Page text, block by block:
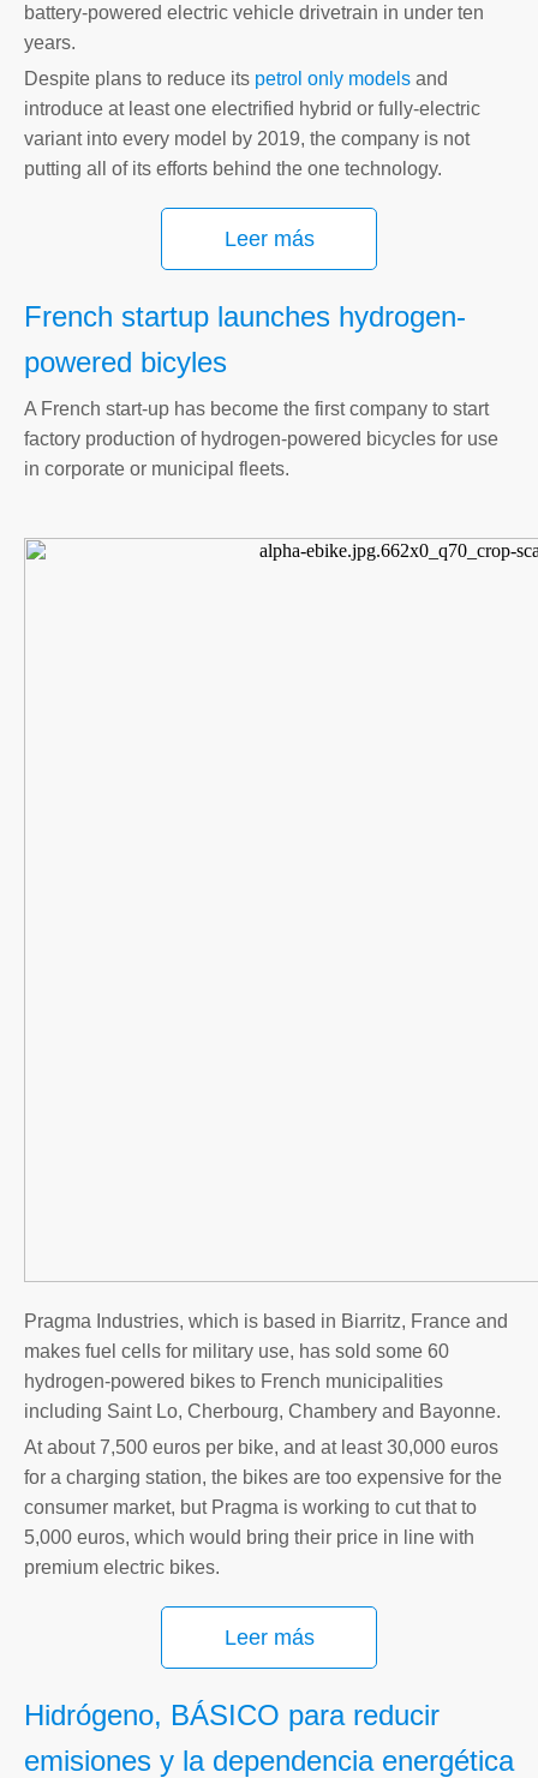
battery-powered electric vehicle drivetrain in under ten
years.
Despite plans to reduce its petrol only models and
introduce at least one electrified hybrid or fully-electric
variant into every model by 2019, the company is not
putting all of its efforts behind the one technology.
Leer más
French startup launches hydrogen-
powered bicyles
A French start-up has become the first company to start
factory production of hydrogen-powered bicycles for use
in corporate or municipal fleets.
Pragma Industries, which is based in Biarritz, France and
makes fuel cells for military use, has sold some 60
hydrogen-powered bikes to French municipalities
including Saint Lo, Cherbourg, Chambery and Bayonne.
At about 7,500 euros per bike, and at least 30,000 euros
for a charging station, the bikes are too expensive for the
consumer market, but Pragma is working to cut that to
5,000 euros, which would bring their price in line with
premium electric bikes.
Leer más
Hidrógeno, BÁSICO para reducir
emisiones y la dependencia energética